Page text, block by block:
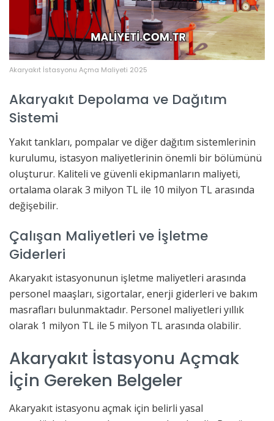
Akaryakıt İstasyonu Açma Maliyeti 2025
Akaryakıt Depolama ve Dağıtım
Sistemi
Yakıt tankları, pompalar ve diğer dağıtım sistemlerinin
kurulumu, istasyon maliyetlerinin önemli bir bölümünü
oluşturur. Kaliteli ve güvenli ekipmanların maliyeti,
ortalama olarak 3 milyon TL ile 10 milyon TL arasında
değişebilir.
Çalışan Maliyetleri ve İşletme
Giderleri
Akaryakıt istasyonunun işletme maliyetleri arasında
personel maaşları, sigortalar, enerji giderleri ve bakım
masrafları bulunmaktadır. Personel maliyetleri yıllık
olarak 1 milyon TL ile 5 milyon TL arasında olabilir.
Akaryakıt İstasyonu Açmak
İçin Gereken Belgeler
Akaryakıt istasyonu açmak için belirli yasal